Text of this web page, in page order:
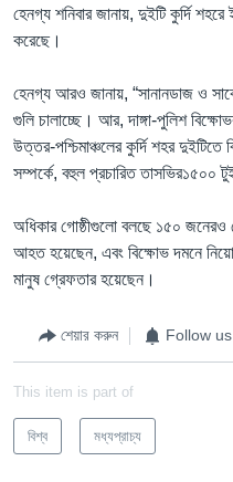
হেনগ্য শনিবার জানায়, দুইটি কুর্দি
করেছে।
হেনগ্য আরও জানায়, “সানানডাজ ও
গুলি চালাচ্ছে। আর, দাঙ্গা-পুলিশ
উত্তর-পশ্চিমাঞ্চলের কুর্দি শহর দুইটিতে
সম্পর্কে, বহুল প্রচারিত তাসভির১৫০০
অধিকার গোষ্ঠীগুলো বলছে ১৫০ জনেরও
আহত হয়েছেন, এবং বিক্ষোভ দমনে
মানুষ গ্রেফতার হয়েছেন।
শেয়ার করুন Follow us
This item is part of
বিশ্ব মধ্যপ্রাচ্য